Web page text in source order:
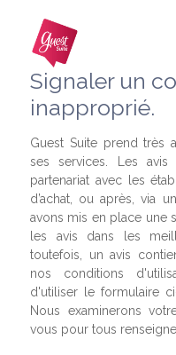
Signaler un
inapproprié.
Guest Suite prend très
ses services. Les
partenariat avec les
d’achat, ou après, via
avons mis en place une
les avis dans les
toutefois, un avis
nos conditions
d'utiliser le formulaire
Nous examinerons
vous pour tous